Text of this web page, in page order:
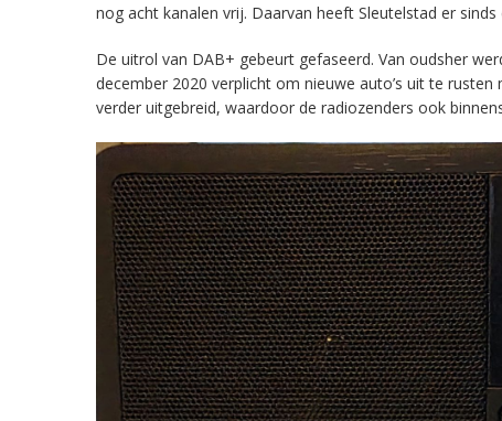
nog acht kanalen vrij. Daarvan heeft Sleutelstad er
De uitrol van DAB+ gebeurt gefaseerd. Van oudsher
december 2020 verplicht om nieuwe auto’s uit te
verder uitgebreid, waardoor de radiozenders ook